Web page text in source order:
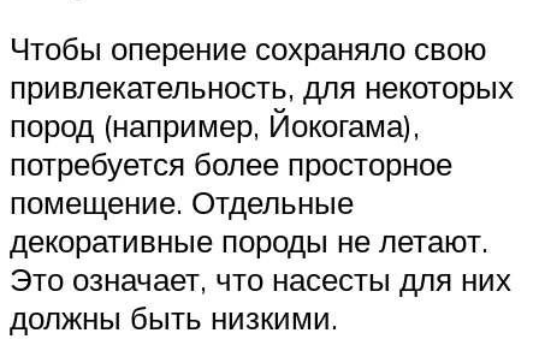
Чтобы оперение сохраняло свою
привлекательность, для некоторых
пород (например, Йокогама),
потребуется более просторное
помещение. Отдельные
декоративные породы не летают.
Это означает, что насесты для них
должны быть низкими.